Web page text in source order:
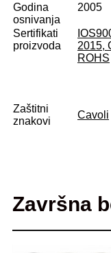
Godina
osnivanja
2005
Sertifikati
proizvoda
2015,
ROHS
Zaštitni
znakovi
Cavoli
Završna